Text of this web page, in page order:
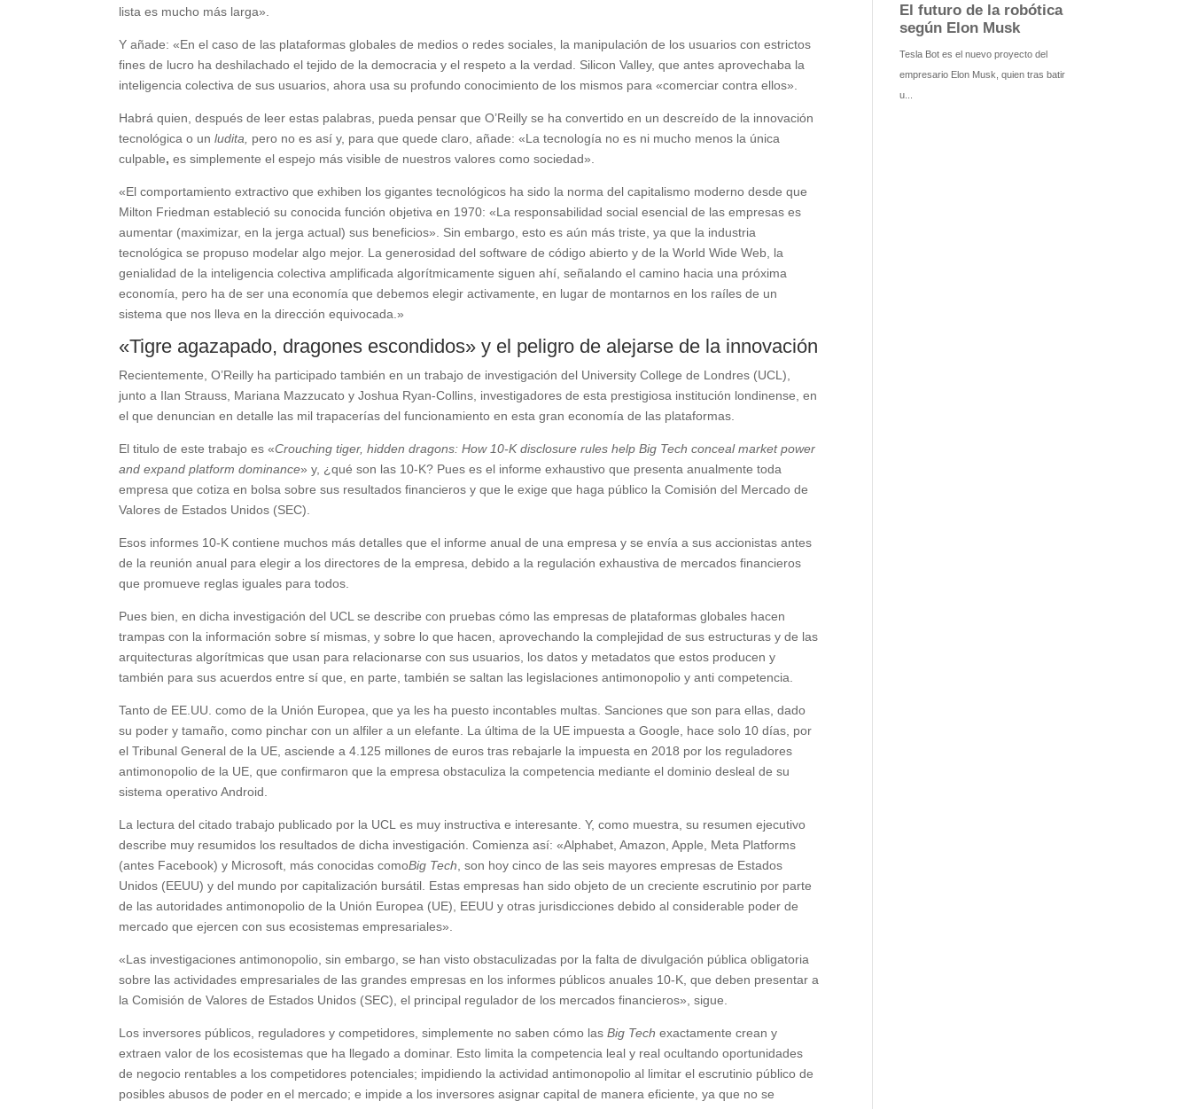
lista es mucho más larga».
Y añade: «En el caso de las plataformas globales de medios o redes sociales, la manipulación de los usuarios con estrictos
fines de lucro ha deshilachado el tejido de la democracia y el respeto a la verdad. Silicon Valley, que antes aprovechaba la
inteligencia colectiva de sus usuarios, ahora usa su profundo conocimiento de los mismos para «comerciar contra ellos».
Habrá quien, después de leer estas palabras, pueda pensar que O’Reilly se ha convertido en un descreído de la innovación
tecnológica o unludita, pero no es así y, para que quede claro, añade: «La tecnología no es ni mucho menos la única
culpable,es simplemente el espejo más visible de nuestros valores como sociedad».
«El comportamiento extractivo que exhiben los gigantes tecnológicos ha sido la norma del capitalismo moderno desde que
Milton Friedman estableció su conocida función objetiva en 1970: «La responsabilidad social esencial de las empresas es
aumentar (maximizar, en la jerga actual) sus beneficios». Sin embargo, esto es aún más triste, ya que la industria
tecnológica se propuso modelar algo mejor. La generosidad del software de código abierto y de la World Wide Web, la
genialidad de la inteligencia colectiva amplificada algorítmicamente siguen ahí, señalando el camino hacia una próxima
economía, pero ha de ser una economía que debemos elegir activamente, en lugar de montarnos en los raíles de un
sistema que nos lleva en la dirección equivocada.»
«Tigre agazapado, dragones escondidos» y el peligro de alejarse de la innovación
Recientemente, O’Reilly ha participado también en un trabajo de investigación del University College de Londres (UCL),
junto a Ilan Strauss, Mariana Mazzucato y Joshua Ryan-Collins, investigadores de esta prestigiosa institución londinense, en
el que denuncian en detalle las mil trapacerías del funcionamiento en esta gran economía de las plataformas.
El titulo de este trabajo es «Crouching tiger, hidden dragons: How 10-K disclosure rules help Big Tech conceal market power
and expand platform dominance» y, ¿qué son las 10-K? Pues es el informe exhaustivo que presenta anualmente toda
empresa que cotiza en bolsa sobre sus resultados financieros y que le exige que haga público la Comisión del Mercado de
Valores de Estados Unidos (SEC).
Esos informes 10-K contiene muchos más detalles que el informe anual de una empresa y se envía a sus accionistas antes
de la reunión anual para elegir a los directores de la empresa, debido a la regulación exhaustiva de mercados financieros
que promueve reglas iguales para todos.
Pues bien, en dicha investigación del UCL se describe con pruebas cómo las empresas de plataformas globales hacen
trampas con la información sobre sí mismas, y sobre lo que hacen, aprovechando la complejidad de sus estructuras y de las
arquitecturas algorítmicas que usan para relacionarse con sus usuarios, los datos y metadatos que estos producen y
también para sus acuerdos entre sí que, en parte, también se saltan las legislaciones antimonopolio y anti competencia.
Tanto de EE.UU. como de la Unión Europea, que ya les ha puesto incontables multas. Sanciones que son para ellas, dado
su poder y tamaño, como pinchar con un alfiler a un elefante. La última de la UE impuesta a Google, hace solo 10 días, por
el Tribunal General de la UE, asciende a 4.125 millones de euros tras rebajarle la impuesta en 2018 por los reguladores
antimonopolio de la UE, que confirmaron que la empresa obstaculiza la competencia mediante el dominio desleal de su
sistema operativo Android.
La lectura del citado trabajo publicado por la UCL es muy instructiva e interesante. Y, como muestra, su resumen ejecutivo
describe muy resumidos los resultados de dicha investigación. Comienza así: «Alphabet, Amazon, Apple, Meta Platforms
(antes Facebook) y Microsoft, más conocidas comoBig Tech , son hoy cinco de las seis mayores empresas de Estados
Unidos (EEUU) y del mundo por capitalización bursátil. Estas empresas han sido objeto de un creciente escrutinio por parte
de las autoridades antimonopolio de la Unión Europea (UE), EEUU y otras jurisdicciones debido al considerable poder de
mercado que ejercen con sus ecosistemas empresariales».
«Las investigaciones antimonopolio, sin embargo, se han visto obstaculizadas por la falta de divulgación pública obligatoria
sobre las actividades empresariales de las grandes empresas en los informes públicos anuales 10-K, que deben presentar a
la Comisión de Valores de Estados Unidos (SEC), el principal regulador de los mercados financieros», sigue.
Los inversores públicos, reguladores y competidores, simplemente no saben cómo lasBig Tech exactamente crean y
extraen valor de los ecosistemas que ha llegado a dominar. Esto limita la competencia leal y real ocultando oportunidades
de negocio rentables a los competidores potenciales; impidiendo la actividad antimonopolio al limitar el escrutinio público de
posibles abusos de poder en el mercado; e impide a los inversores asignar capital de manera eficiente, ya que no se